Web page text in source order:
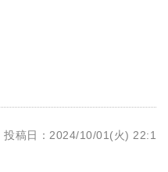
投稿日：2024/10/01(火) 22:1